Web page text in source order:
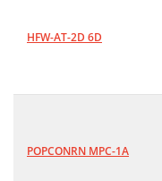
HFW-AT-2D 6D
POPCONRN MPC-1A